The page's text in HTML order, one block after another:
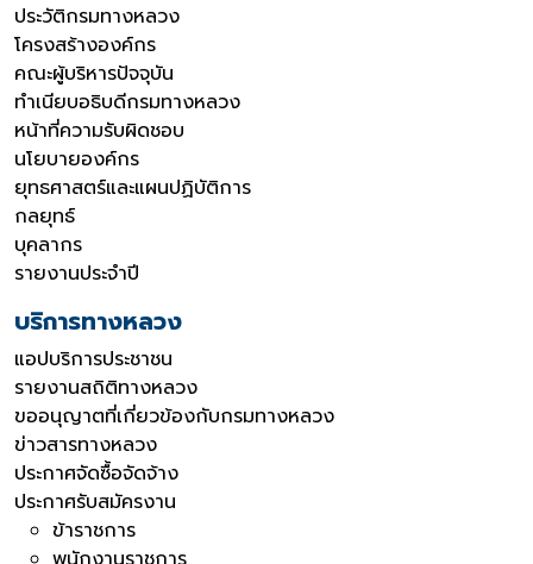
ประวัติกรมทางหลวง
โครงสร้างองค์กร
คณะผู้บริหารปัจจุบัน
ทำเนียบอธิบดีกรมทางหลวง
หน้าที่ความรับผิดชอบ
นโยบายองค์กร
ยุทธศาสตร์และแผนปฏิบัติการ
กลยุทธ์
บุคลากร
รายงานประจำปี
บริการทางหลวง
แอปบริการประชาชน
รายงานสถิติทางหลวง
ขออนุญาตที่เกี่ยวข้องกับกรมทางหลวง
ข่าวสารทางหลวง
ประกาศจัดซื้อจัดจ้าง
ประกาศรับสมัครงาน
ข้าราชการ